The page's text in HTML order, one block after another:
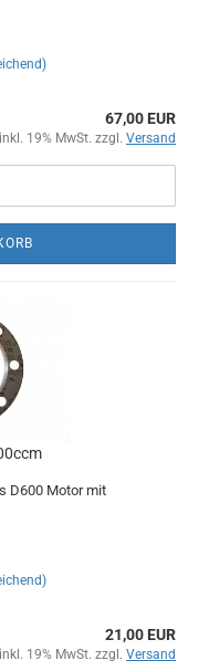
67,00 EUR
inkl. 19% MwSt. zzgl. Versand
D600 Motor mit
21,00 EUR
inkl. 19% MwSt. zzgl. Versand